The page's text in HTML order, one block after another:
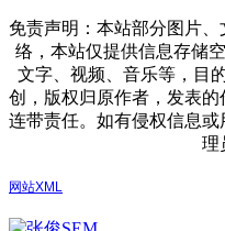
免责声明：本站部分图片
络，本站仅提供信息存储
文字、视频、音乐等，目
创，版权归原作者，发表
连带责任。如有侵权信息
理
网站XML